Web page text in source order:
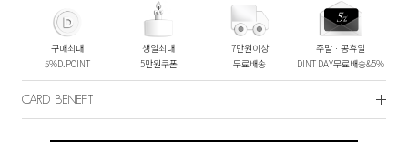
구매최대
5%D.POINT
생일최대
5만원쿠폰
7만원이상
무료배송
주말ㆍ공휴일
DINT DAY무료배송&5%
CARD BENEFIT